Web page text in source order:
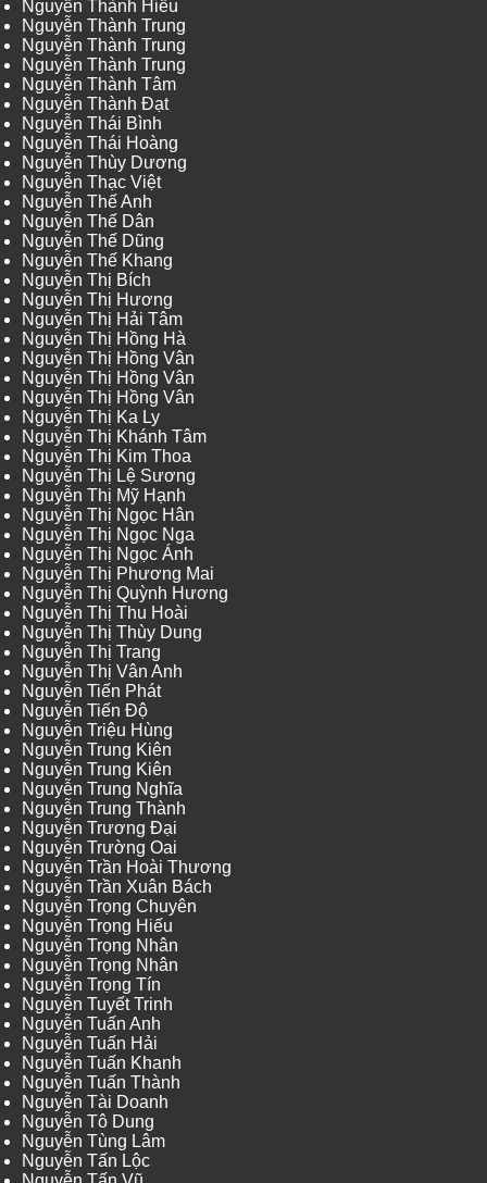
Nguyễn Thành Hiếu
Nguyễn Thành Trung
Nguyễn Thành Trung
Nguyễn Thành Trung
Nguyễn Thành Tâm
Nguyễn Thành Đạt
Nguyễn Thái Bình
Nguyễn Thái Hoàng
Nguyễn Thùy Dương
Nguyễn Thạc Việt
Nguyễn Thế Anh
Nguyễn Thế Dân
Nguyễn Thế Dũng
Nguyễn Thế Khang
Nguyễn Thị Bích
Nguyễn Thị Hương
Nguyễn Thị Hải Tâm
Nguyễn Thị Hồng Hà
Nguyễn Thị Hồng Vân
Nguyễn Thị Hồng Vân
Nguyễn Thị Hồng Vân
Nguyễn Thị Ka Ly
Nguyễn Thị Khánh Tâm
Nguyễn Thị Kim Thoa
Nguyễn Thị Lệ Sương
Nguyễn Thị Mỹ Hạnh
Nguyễn Thị Ngọc Hân
Nguyễn Thị Ngọc Nga
Nguyễn Thị Ngọc Ánh
Nguyễn Thị Phương Mai
Nguyễn Thị Quỳnh Hương
Nguyễn Thị Thu Hoài
Nguyễn Thị Thùy Dung
Nguyễn Thị Trang
Nguyễn Thị Vân Anh
Nguyễn Tiến Phát
Nguyễn Tiến Độ
Nguyễn Triệu Hùng
Nguyễn Trung Kiên
Nguyễn Trung Kiên
Nguyễn Trung Nghĩa
Nguyễn Trung Thành
Nguyễn Trương Đại
Nguyễn Trường Oai
Nguyễn Trần Hoài Thương
Nguyễn Trần Xuân Bách
Nguyễn Trọng Chuyên
Nguyễn Trọng Hiếu
Nguyễn Trọng Nhân
Nguyễn Trọng Nhân
Nguyễn Trọng Tín
Nguyễn Tuyết Trinh
Nguyễn Tuấn Anh
Nguyễn Tuấn Hải
Nguyễn Tuấn Khanh
Nguyễn Tuấn Thành
Nguyễn Tài Doanh
Nguyễn Tô Dung
Nguyễn Tùng Lâm
Nguyễn Tấn Lộc